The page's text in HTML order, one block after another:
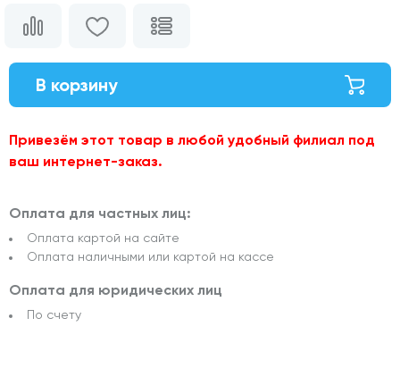
В корзину
Привезём этот товар в любой удобный филиал под
ваш интернет-заказ.
Оплата для частных лиц:
Оплата картой на сайте
Оплата наличными или картой на кассе
Оплата для юридических лиц
По счету